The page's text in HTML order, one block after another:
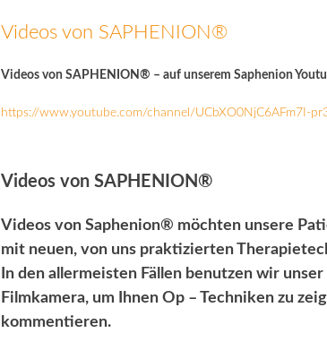
Videos von SAPHENION®
Videos von SAPHENION® – auf unserem Saphenion
https://www.youtube.com/channel/UCbXO0NjC6AFm7I-
Videos von SAPHENION®
Videos von Saphenion® möchten unsere
mit neuen, von uns praktizierten
In den allermeisten Fällen benutzen wir
Filmkamera, um Ihnen Op – Techniken zu
kommentieren.